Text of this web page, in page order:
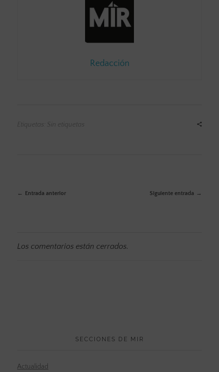
Redacción
Etiquetas: Sin etiquetas
Entrada anterior Siguiente entrada
Los comentarios están cerrados.
SECCIONES DE MIR
Actualidad